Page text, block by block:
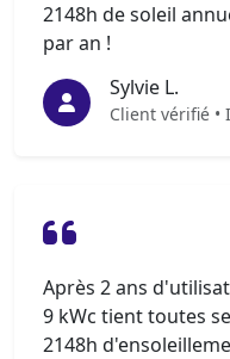
2148h de soleil
par an !
Sylvie L.
Client vérifié •
Après 2 ans
9 kWc tient toutes
2148h